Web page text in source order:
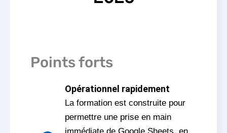
Points forts
Opérationnel rapidement
La formation est construite pour
permettre une prise en main